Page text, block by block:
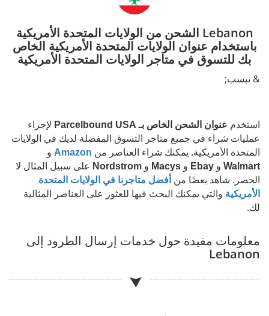
Lebanon الشحن من الولايات المتحدة الأمريكية
باستخدام عنوان الولايات المتحدة الأمريكية الخاص
بك للتسوق في متاجر الولايات المتحدة الأمريكية
& نبسب;
استخدم عنوان الشحن الخاص بـ Parcelbound USA
لإجراء
عمليات شراء في جميع متاجر التسوق المفضلة لديك في الولايات
المتحدة الأمريكية. يمكنك شراء العناصر من Amazon و
Walmart و Ebay و Macys و Nordstrom على سبيل المثال لا
الحصر. شاهد بعضًا من أفضل متاجرنا في الولايات المتحدة
الأمريكية والتي يمكنك البحث فيها للعثور على العناصر المثالية
لك.
معلومات مفيدة حول خدمات إرسال الطرود إلى
Lebanon